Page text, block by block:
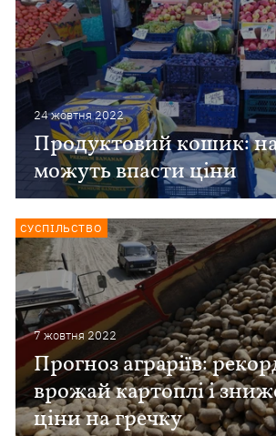
24 жовтня 2022
Продуктовий кошик:
можуть впасти ціни
7 жовтня 2022
Прогноз аграріїв:
врожай картоплі і
ціни на гречку
СУСПІЛЬСТВО